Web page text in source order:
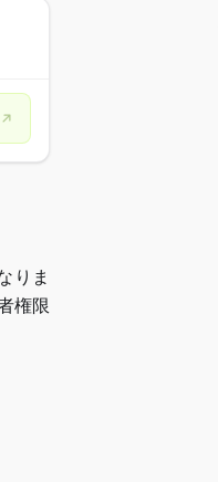
りま
権限